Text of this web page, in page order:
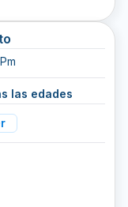
las edades